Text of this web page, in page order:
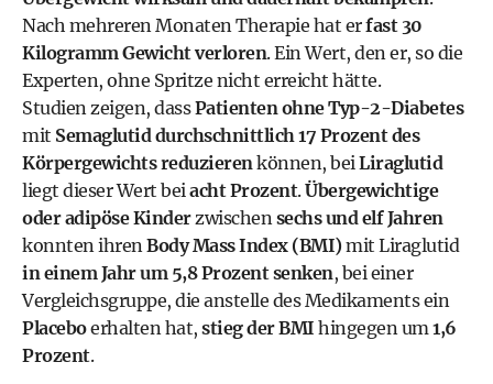
Nach mehreren Monaten Therapie hat erfast 30
Kilogramm Gewicht verloren. Ein Wert, den er, so die
Experten, ohne Spritze nicht erreicht hätte.
Studien zeigen, dassPatienten ohne Typ-2-Diabetes
mit Semaglutid durchschnittlich 17 Prozent des
Körpergewichts reduzierenkönnen, beiLiraglutid
liegt dieser Wert beiacht Prozent.Übergewichtige
oder adipöse Kinderzwischensechs und elf Jahren
konnten ihrenBody Mass Index (BMI)mit Liraglutid
in einem Jahr um 5,8 Prozent senken, bei einer
Vergleichsgruppe, die anstelle des Medikaments ein
Placeboerhalten hat, stieg der BMI hingegen um1,6
Prozent.